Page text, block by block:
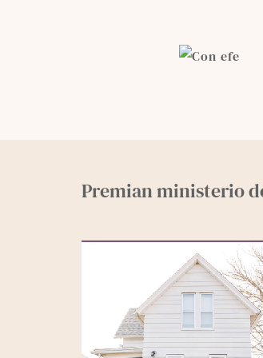
Premian ministerio